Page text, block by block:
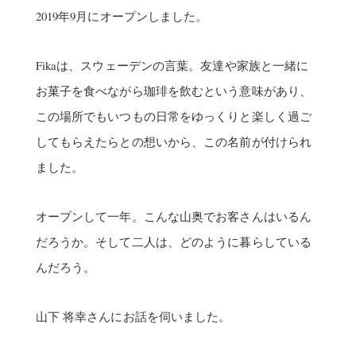
2019年9月にオープンしました。
Fikaは、スウェーデンの言葉。友達や家族と一緒に
お菓子を食べながら珈琲を飲むという意味があり、
この場所でもいつもの日常をゆっくりと楽しく過ご
してもらえたらとの想いから、この名前が付けられ
ました。
オープンして一年。こんな山奥でお客さんはいるん
だろうか。そして二人は、どのように暮らしている
んだろう。
山下 将幸さんにお話を伺いました。